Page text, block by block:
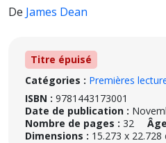
De James Dean
Titre épuisé
Catégories : Premières
ISBN : 9781443173001
Date de publication :
Nombre de pages : 32
Dimensions : 15.273 x 22.728